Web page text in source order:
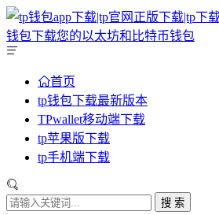
首页
tp钱包下载最新版本
TPwallet移动端下载
tp苹果版下载
tp手机端下载
搜 索